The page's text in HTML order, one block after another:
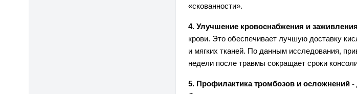
«скованности».
4. Улучшение кровоснабжения и
крови. Это обеспечивает лучшую доставку
и мягких тканей. По данным исследования,
недели после травмы сокращает сроки
5. Профилактика тромбозов и осложнений -